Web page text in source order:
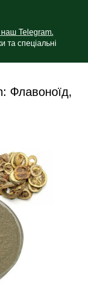
наш Telegram.
та спеціальні
Флавоноїд,